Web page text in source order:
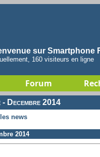
sur Smartphone
160 visiteurs en ligne
Forum
- Decembre 2014
news
2014